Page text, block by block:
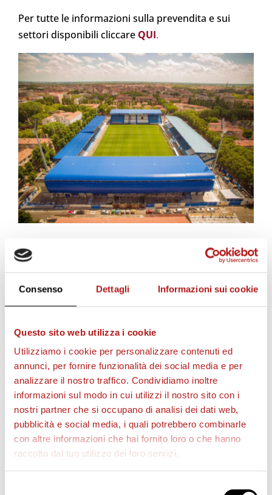
Consenso Dettagli Informazioni sui cookie
Questo sito web utilizza i cookie
Utilizziamo i cookie per personalizzare contenuti ed
annunci, per fornire funzionalità dei social media e per
analizzare il nostro traffico. Condividiamo inoltre
informazioni sul modo in cui utilizzi il nostro sito con i
nostri partner che si occupano di analisi dei dati web,
pubblicità e social media, i quali potrebbero combinarle
con altre informazioni che hai fornito loro o che hanno
raccolto dal tuo utilizzo dei loro servizi.
Per tutte le informazioni sulla prevendita e sui
settori disponibili cliccare QUI.
STAGIONE 2026/27